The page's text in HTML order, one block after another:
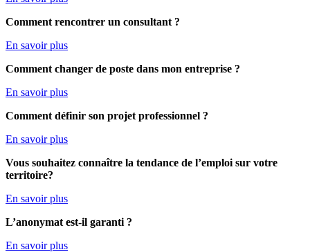
Comment rencontrer un consultant ?
En savoir plus
Comment changer de poste dans mon entreprise ?
En savoir plus
Comment définir son projet professionnel ?
En savoir plus
Vous souhaitez connaître la tendance de l’emploi sur votre
territoire?
En savoir plus
L’anonymat est-il garanti ?
En savoir plus